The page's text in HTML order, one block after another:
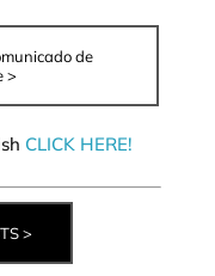
de
>
CLICK HERE!
>